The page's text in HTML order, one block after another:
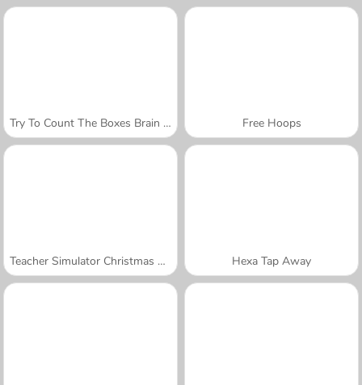
Try To Count The Boxes Brain Training Free Hoops
Teacher Simulator Christmas Exam Hexa Tap Away